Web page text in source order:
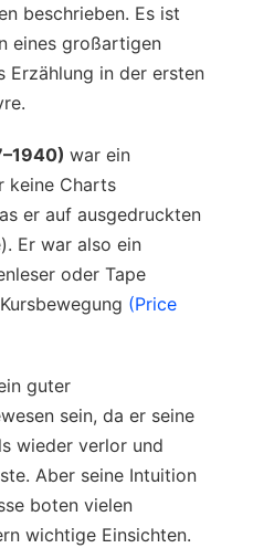
beschrieben. Es ist
eines großartigen
Erzählung in der ersten
war ein
keine Charts
er auf ausgedruckten
Er war also ein
oder Tape
(Price
guter
sein, da er seine
wieder verlor und
Aber seine Intuition
boten vielen
wichtige Einsichten.